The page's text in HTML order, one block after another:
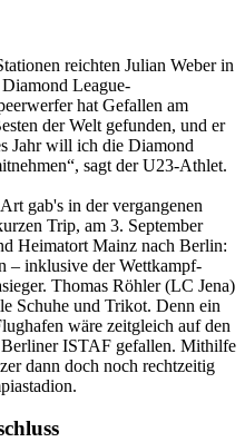
reichten Julian Weber in
League-
hat Gefallen am
der Welt gefunden, und er
Jahr will ich die Diamond
sagt der U23-Athlet.
gab's in der vergangenen
Trip, am 3. September
Heimatort Mainz nach Berlin:
– inklusive der Wettkampf-
Thomas Röhler (LC Jena)
Schuhe und Trikot. Denn ein
wäre zeitgleich auf den
ISTAF gefallen. Mithilfe
dann doch noch rechtzeitig